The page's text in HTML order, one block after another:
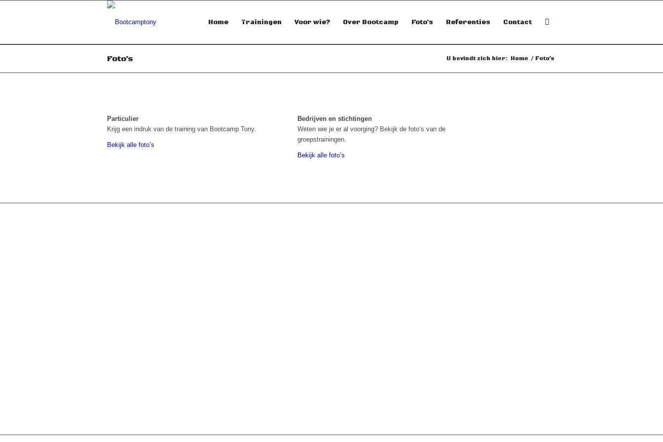
Home Trainingen Voor wie? Over Bootcamp Foto’s Referenties Contact
Foto’s U bevindt zich hier: Home / Foto’s
Particulier
Krijg een indruk van de training van Bootcamp Tony.
Bekijk alle foto’s
Bedrijven en stichtingen
Weten wie je er al voorging? Bekijk de foto’s van de
groepstrainingen.
Bekijk alle foto’s